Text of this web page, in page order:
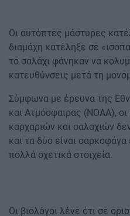
Οι αυτόπτες μάστυρες
διαμάχη κατέληξε σε
το σαλάχι φάνηκαν να
κατευθύνσεις μετά τη
Σύμφωνα με έρευνα της
και Ατμόσφαιρας (NOAA),
καρχαριών και σαλαχιών
και τα δύο είναι
πολλά σχετικά στοιχεία.
Οι βιολόγοι λένε ότι σε